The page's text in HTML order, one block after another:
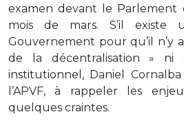
examen devant le Parlement
mois de mars. S’il existe
Gouvernement pour qu’il n’y
de la décentralisation » ni
institutionnel, Daniel
l’APVF, à rappeler les
quelques craintes.